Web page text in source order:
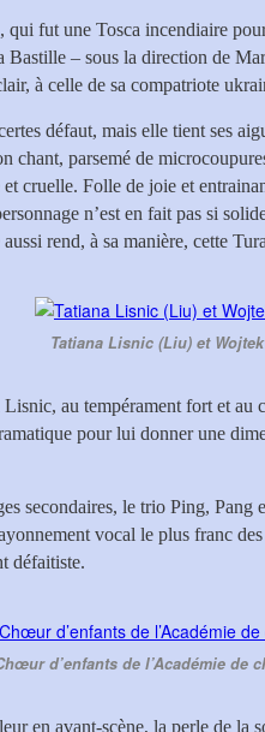
qui fut une Tosca incendiaire
Bastille – sous la direction de
à celle de sa compatriote
défaut, mais elle tient ses
chant, parsemé de
cruelle. Folle de joie et
n’est en fait pas si
rend, à sa manière, cette
Tatiana Lisnic (Liu) et
au tempérament fort et au
pour lui donner une
secondaires, le trio Ping, Pang
vocal le plus franc
défaitiste.
d’enfants de l’Académie de
en avant-scène, la perle de la